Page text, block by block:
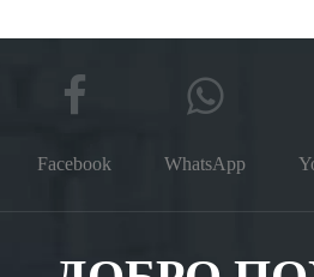
Facebook WhatsApp